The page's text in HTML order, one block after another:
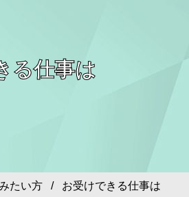
る仕事は
たい方 / お受けできる仕事は